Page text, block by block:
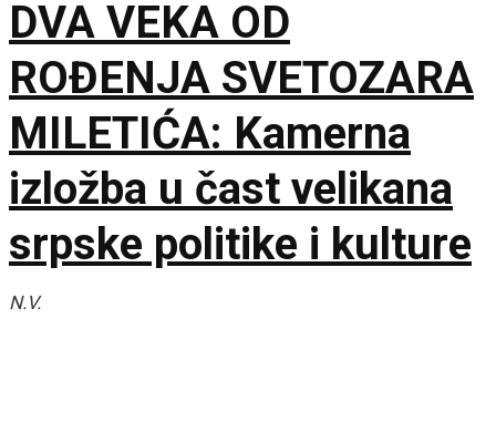
DVA VEKA OD
ROĐENJA SVETOZARA
MILETIĆA: Kamerna
izložba u čast velikana
srpske politike i kulture
N.V.